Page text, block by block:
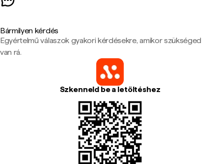
Bármilyen kérdés
Egyértelmű válaszok gyakori kérdésekre, amikor szükséged
van rá.
Szkenneld be a letöltéshez